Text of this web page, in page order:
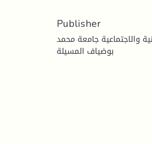
Publisher
والاجتماعية جامعة محمد
بوضياف المسيلة